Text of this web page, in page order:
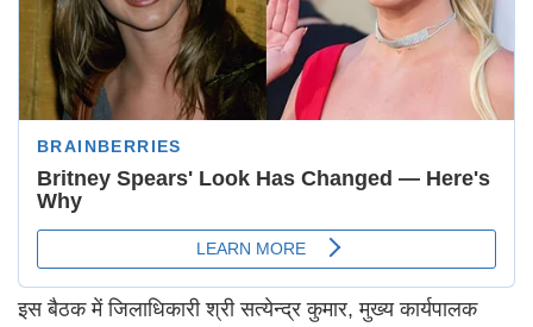
इस बैठक में जिलाधिकारी श्री सत्येन्द्र कुमार, मुख्य कार्यपालक